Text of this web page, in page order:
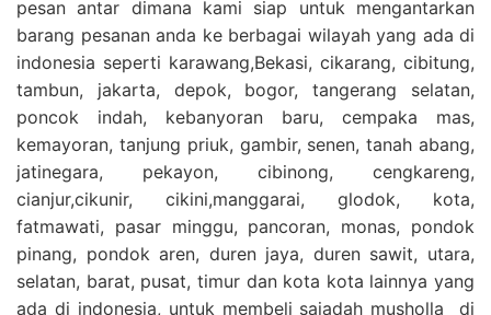
pesan antar dimana kami siap untuk mengantarkan
barang pesanan anda ke berbagai wilayah yang ada di
indonesia seperti karawang,Bekasi, cikarang, cibitung,
tambun, jakarta, depok, bogor, tangerang selatan,
poncok indah, kebanyoran baru, cempaka mas,
kemayoran, tanjung priuk, gambir, senen, tanah abang,
jatinegara, pekayon, cibinong, cengkareng,
cianjur,cikunir, cikini,manggarai, glodok, kota,
fatmawati, pasar minggu, pancoran, monas, pondok
pinang, pondok aren, duren jaya, duren sawit, utara,
selatan, barat, pusat, timur dan kota kota lainnya yang
ada di indonesia, untuk membeli sajadah musholla di